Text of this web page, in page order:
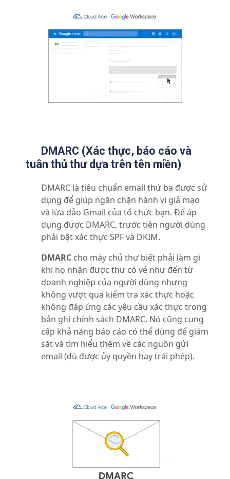
DMARC (Xác thực, báo cáo và
tuân thủ thư dựa trên tên miền)
DMARC là tiêu chuẩn email thứ ba được sử
dụng để giúp ngăn chặn hành vi giả mạo
và lừa đảo Gmail của tổ chức bạn.Để áp
dụng được DMARC, trước tiên người dùng
phải bật xác thực SPF và DKIM.
DMARC cho máy chủ thư biết phải làm gì
khi họ nhận được thư có vẻ như đến từ
doanh nghiệp của người dùng nhưng
không vượt qua kiểm tra xác thực hoặc
không đáp ứng các yêu cầu xác thực trong
bản ghi chính sách DMARC. Nó cũng cung
cấp khả năng báo cáo có thể dùng để giám
sát và tìm hiểu thêm về các nguồn gửi
email (dù được ủy quyền hay trái phép).